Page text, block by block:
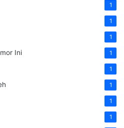
1
1
1
Ini 1
1
1
1
1